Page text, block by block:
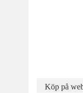
Köp på